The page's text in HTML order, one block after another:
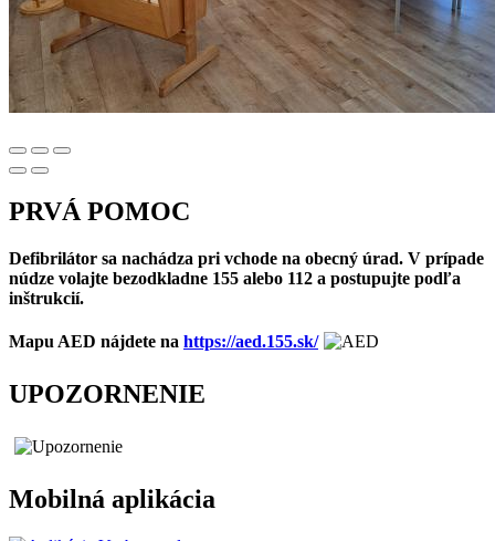
PRVÁ POMOC
Defibrilátor sa nachádza pri vchode na obecný úrad. V prípade
núdze volajte bezodkladne 155 alebo 112 a postupujte podľa
inštrukcií.
Mapu AED nájdete na https://aed.155.sk/
UPOZORNENIE
Mobilná aplikácia